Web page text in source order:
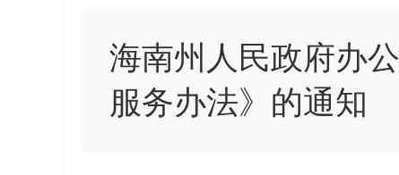
海南州人民政府办
服务办法》的通知